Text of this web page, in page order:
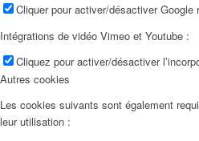
Cliquer pour activer/désactiver Google
Intégrations de vidéo Vimeo et Youtube :
Cliquez pour activer/désactiver
Autres cookies
Les cookies suivants sont également
leur utilisation :